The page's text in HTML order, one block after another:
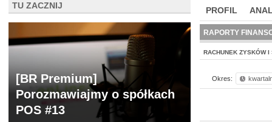
PROFIL
BR LAB
RAPORTY
RACHUNEK ZYSKÓW I
Okres:
TU ZACZNIJ
[BR Premium]
Porozmawiajmy o spółkach
POS #13